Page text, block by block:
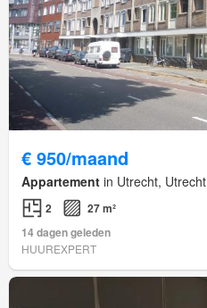
€ 950/maand
Appartement in Utrecht, Utrecht
2
27 m²
14 dagen geleden
HUUREXPERT